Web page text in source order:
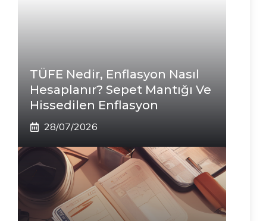
TÜFE Nedir, Enflasyon Nasıl
Hesaplanır? Sepet Mantığı Ve
Hissedilen Enflasyon
28/07/2026